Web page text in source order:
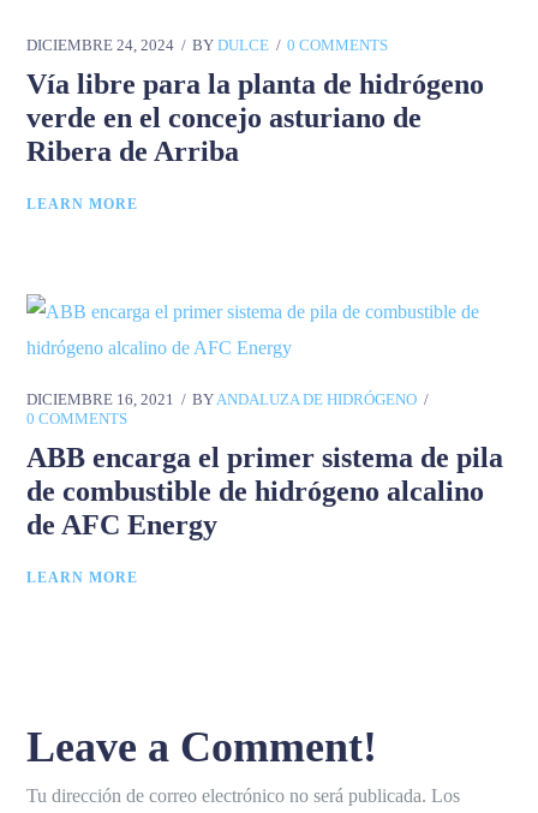
DICIEMBRE 24, 2024 BYDULCE 0 COMMENTS
Vía libre para la planta de hidrógeno
verde en el concejo asturiano de
Ribera de Arriba
LEARN MORE
DICIEMBRE 16, 2021 BYANDALUZA DE HIDRÓGENO
0 COMMENTS
ABB encarga el primer sistema de pila
de combustible de hidrógeno alcalino
de AFC Energy
LEARN MORE
Leave a Comment!
Tu dirección de correo electrónico no será publicada. Los